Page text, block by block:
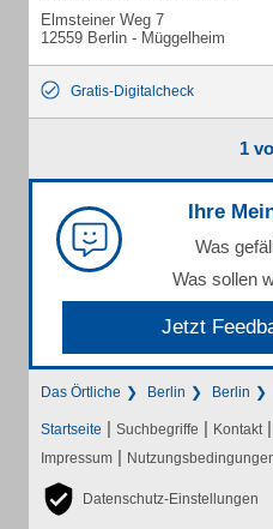
Elmsteiner Weg 7
12559 Berlin - Müggelheim
Gratis-Digitalcheck
1
Ihre
Was
Was sollen
Jetzt
Das Örtliche Berlin Berlin
Startseite | Suchbegriffe | Kontakt |
Impressum |
Datenschutz-Einstellungen